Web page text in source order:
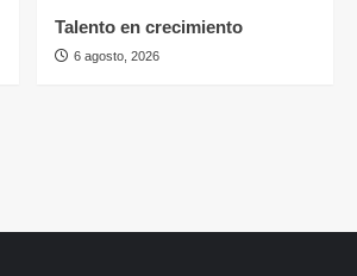
Talento en crecimiento
6 agosto, 2026